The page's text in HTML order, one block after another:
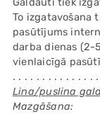
To izgatavošana
pasūtījums
darba dienas (2-
vienlaicīgā
. . . . . . . . . . . . . .
Lina/puslina
Mazgāšana: